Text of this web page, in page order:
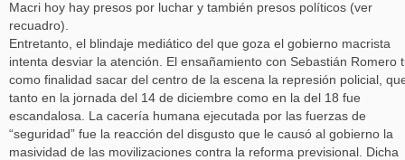
Macri hoy hay presos por luchar y también presos políticos (ver
recuadro).
Entretanto, el blindaje mediático del que goza el gobierno macrista
intenta desviar la atención. El ensañamiento con Sebastián Romero
como finalidad sacar del centro de la escena la represión policial,
tanto en la jornada del 14 de diciembre como en la del 18 fue
escandalosa. La cacería humana ejecutada por las fuerzas de
“seguridad” fue la reacción del disgusto que le causó al gobierno la
masividad de las movilizaciones contra la reforma previsional. Dicha